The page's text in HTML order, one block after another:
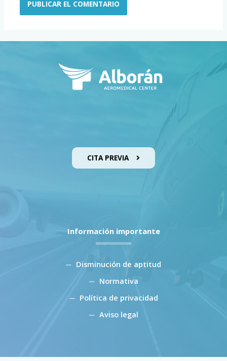
CITA PREVIA
Información importante
Disminución de aptitud
Normativa
Política de privacidad
Aviso legal